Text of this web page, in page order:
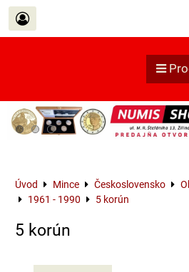
Úvod Mince Československo
1961 - 1990
5 korún
5 korún